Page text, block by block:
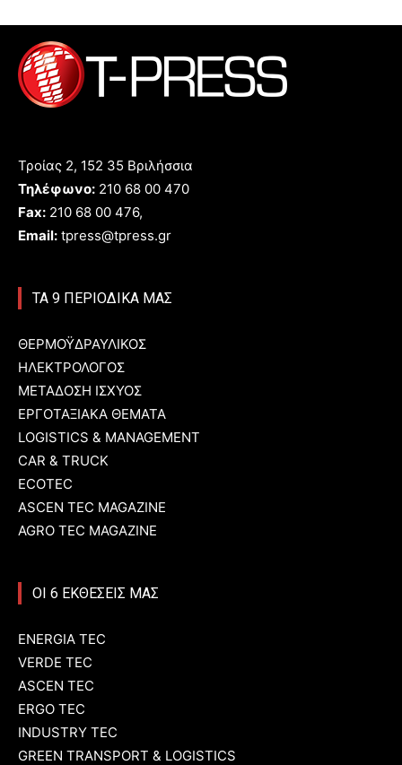
Τροίας 2, 152 35 Βριλήσσια
Τηλέφωνο: 210 68 00 470
Fax: 210 68 00 476,
Email: tpress@tpress.gr
ΤΑ 9 ΠΕΡΙΟΔΙΚΑ ΜΑΣ
ΘΕΡΜΟΫΔΡΑΥΛΙΚΟΣ
ΗΛΕΚΤΡΟΛΟΓΟΣ
ΜΕΤΑΔΟΣΗ ΙΣΧΥΟΣ
ΕΡΓΟΤΑΞΙΑΚΑ ΘΕΜΑΤΑ
LOGISTICS & MANAGEMENT
CAR & TRUCK
ECOTEC
ASCEN TEC MAGAZINE
AGRO TEC MAGAZINE
ΟΙ 6 ΕΚΘΕΣΕΙΣ ΜΑΣ
ENERGIA TEC
VERDE TEC
ASCEN TEC
ERGO TEC
INDUSTRY TEC
GREEN TRANSPORT & LOGISTICS